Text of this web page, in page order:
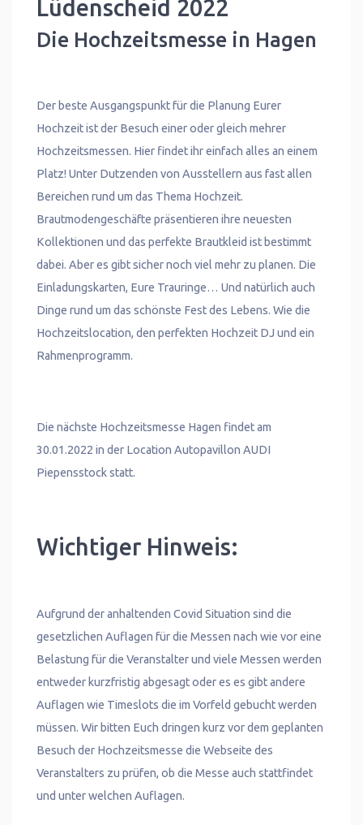
Lüdenscheid 2022
Die Hochzeitsmesse in Hagen
Der beste Ausgangspunkt für die Planung Eurer
Hochzeit ist der Besuch einer oder gleich mehrer
Hochzeitsmessen. Hier findet ihr einfach alles an einem
Platz! Unter Dutzenden von Ausstellern aus fast allen
Bereichen rund um das Thema Hochzeit.
Brautmodengeschäfte präsentieren ihre neuesten
Kollektionen und das perfekte Brautkleid ist bestimmt
dabei. Aber es gibt sicher noch viel mehr zu planen. Die
Einladungskarten, Eure Trauringe… Und natürlich auch
Dinge rund um das schönste Fest des Lebens. Wie die
Hochzeitslocation, den perfekten Hochzeit DJ und ein
Rahmenprogramm.
Die nächste Hochzeitsmesse Hagen findet am
30.01.2022 in der Location Autopavillon AUDI
Piepensstock statt.
Wichtiger Hinweis:
Aufgrund der anhaltenden Covid Situation sind die
gesetzlichen Auflagen für die Messen nach wie vor eine
Belastung für die Veranstalter und viele Messen werden
entweder kurzfristig abgesagt oder es es gibt andere
Auflagen wie Timeslots die im Vorfeld gebucht werden
müssen. Wir bitten Euch dringen kurz vor dem geplanten
Besuch der Hochzeitsmesse die Webseite des
Veranstalters zu prüfen, ob die Messe auch stattfindet
und unter welchen Auflagen.